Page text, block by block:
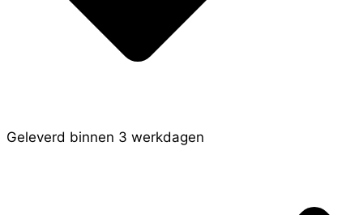
Geleverd binnen 3 werkdagen